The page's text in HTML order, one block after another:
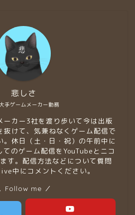
手ゲームメーカー勤務
悲しさ
ーカー3社を渡り歩いて今は出版
抜けて、気兼ねなくゲーム配信で
。休日（土・日・祝）の午前中に
のゲーム配信をYouTubeとニコ
す。配信方法などについて質問
中にコメントください。
Follow me ／